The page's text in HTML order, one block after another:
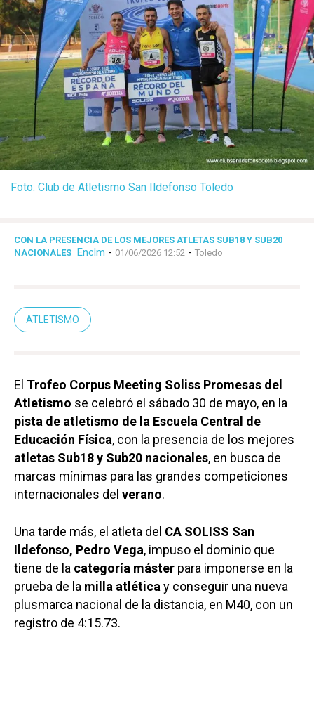
Foto: Club de Atletismo San Ildefonso Toledo
CON LA PRESENCIA DE LOS MEJORES ATLETAS SUB18 Y SUB20
NACIONALES Enclm - 01/06/2026 12:52 - Toledo
ATLETISMO
El Trofeo Corpus Meeting Soliss Promesas del
Atletismo se celebró el sábado 30 de mayo, en la
pista de atletismo de la Escuela Central de
Educación Física, con la presencia de los mejores
atletas Sub18 y Sub20 nacionales, en busca de
marcas mínimas para las grandes competiciones
internacionales del verano.
Una tarde más, el atleta del CA SOLISS San
Ildefonso, Pedro Vega, impuso el dominio que
tiene de la categoría máster para imponerse en la
prueba de la milla atlética y conseguir una nueva
plusmarca nacional de la distancia, en M40, con un
registro de 4:15.73.